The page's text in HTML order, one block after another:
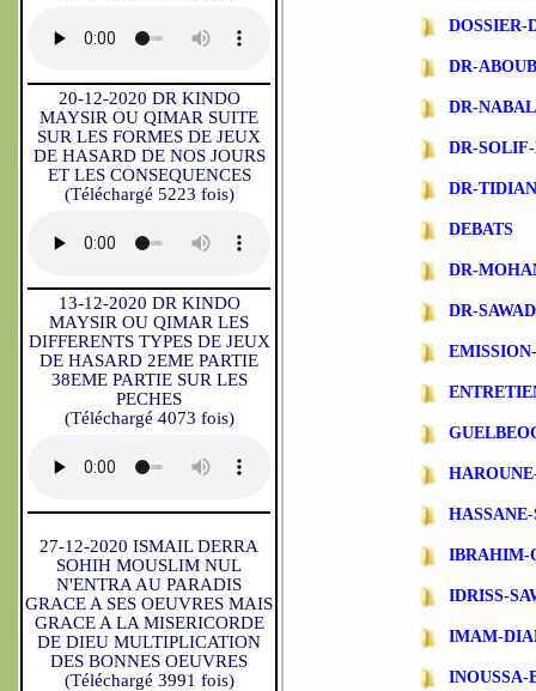
20-12-2020 DR KINDO
MAYSIR OU QIMAR SUITE
SUR LES FORMES DE JEUX
DE HASARD DE NOS JOURS
ET LES CONSEQUENCES
(Téléchargé 5223 fois)
13-12-2020 DR KINDO
MAYSIR OU QIMAR LES
DIFFERENTS TYPES DE JEUX
DE HASARD 2EME PARTIE
38EME PARTIE SUR LES
PECHES
(Téléchargé 4073 fois)
27-12-2020 ISMAIL DERRA
SOHIH MOUSLIM NUL
N'ENTRA AU PARADIS
GRACE A SES OEUVRES MAIS
GRACE A LA MISERICORDE
DE DIEU MULTIPLICATION
DES BONNES OEUVRES
(Téléchargé 3991 fois)
DOSSIER-
DR-
DR-
DR-
DR-
DEBATS
DR-
DR-
IBRAHIM-
IDRISS-
IMAM-
INOUSSA-